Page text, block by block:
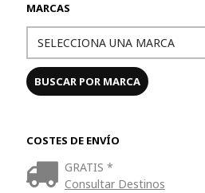
MARCAS
COSTES DE ENVÍO
GRATIS *
Consultar Destinos